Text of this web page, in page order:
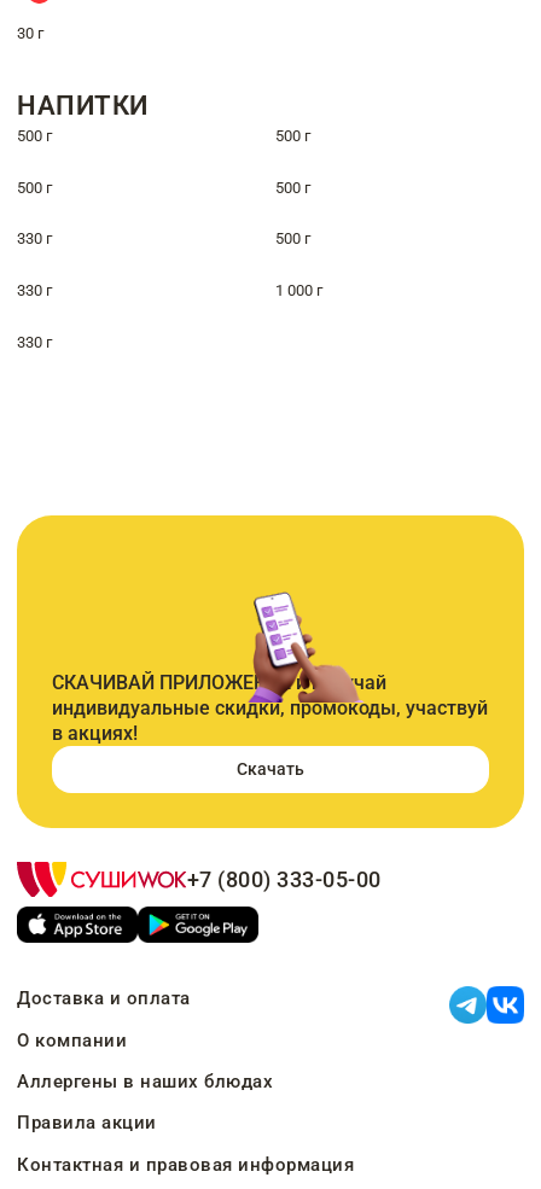
30 г
НАПИТКИ
500 г 500 г
500 г 500 г
330 г 500 г
330 г 1 000 г
330 г
СКАЧИВАЙ ПРИЛОЖЕНИЕ и получай
индивидуальные скидки, промокоды, участвуй
в акциях!
Скачать
+7 (800) 333-05-00
Доставка и оплата
О компании
Аллергены в наших блюдах
Правила акции
Контактная и правовая информация